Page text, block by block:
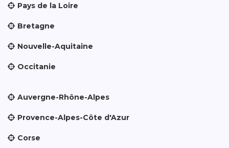
Pays de la Loire
Bretagne
Nouvelle-Aquitaine
Occitanie
Auvergne-Rhône-Alpes
Provence-Alpes-Côte d'Azur
Corse